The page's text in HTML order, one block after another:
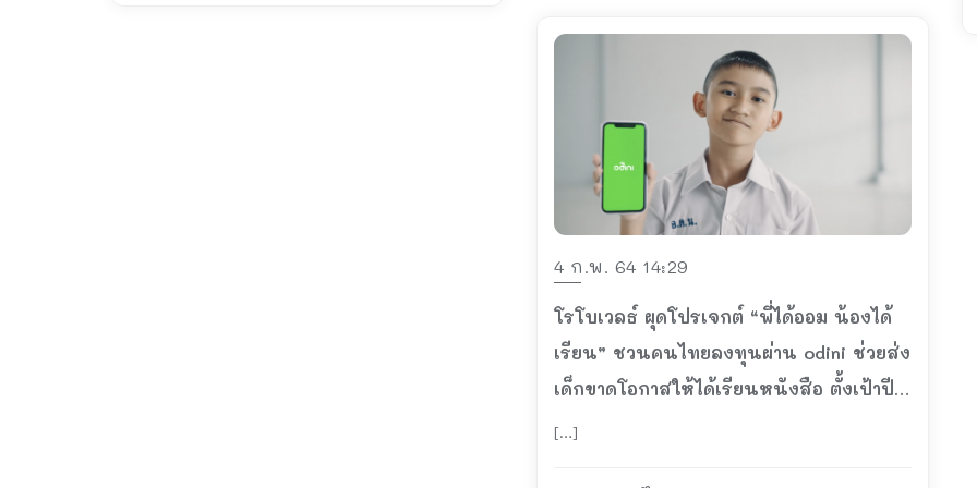
4 ก.พ. 64 14:29
โรโบเวลธ์ ผุดโปรเจกต์ “พี่ได้ออม น้องได้
เรียน” ชวนคนไทยลงทุนผ่าน odini ช่วยส่ง
เด็กขาดโอกาสให้ได้เรียนหนังสือ ตั้งเป้าปี
64 มอบทุนการศึกษา 3,000,000 บาท
[…]